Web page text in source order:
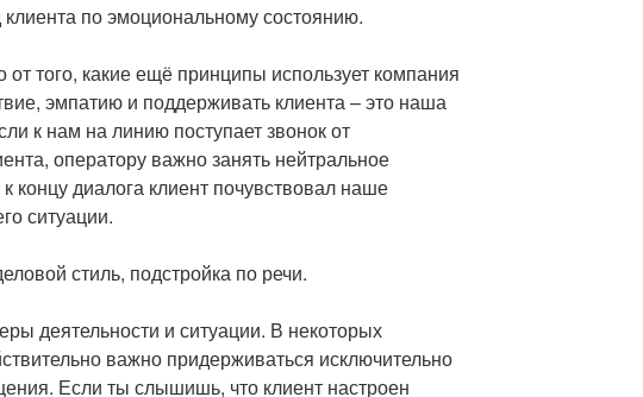
по эмоциональному состоянию.
того, какие ещё принципы использует компания
эмпатию и поддерживать клиента – это наша
к нам на линию поступает звонок от
оператору важно занять нейтральное
концу диалога клиент почувствовал наше
ситуации.
стиль, подстройка по речи.
деятельности и ситуации. В некоторых
важно придерживаться исключительно
Если ты слышишь, что клиент настроен